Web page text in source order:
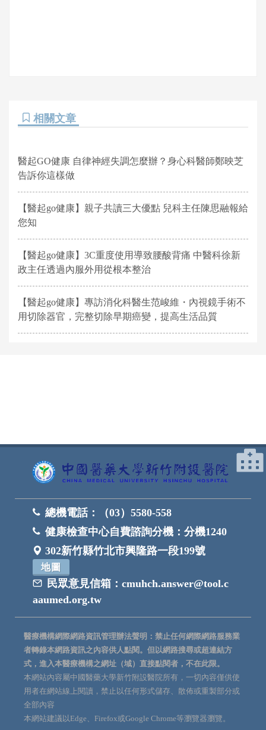
相關文章
醫起GO健康 自律神經失調怎麼辦？身心科醫師鄭映芝
告訴你這樣做
【醫起go健康】親子共讀三大優點 兒科主任陳思融報給
您知
【醫起go健康】3C重度使用導致腰酸背痛 中醫科徐新
政主任透過內服外用從根本整治
【醫起go健康】專訪消化科醫生范峻維・內視鏡手術不
用切除器官，完整切除早期癌變，提高生活品質
總機電話：
（03）5580-558
健康檢查中心自費諮詢分機： 分機1240
302新竹縣竹北市興隆路一段199號
地圖
民眾意見信箱： cmuhch.answer@tool.c
aaumed.org.tw
醫療機構網際網路資訊管理辦法聲明：禁止任何網際網路服務業
者轉錄本網路資訊之內容供人點閱。但以網路搜尋或超連結方
式，進入本醫療機構之網址（域）直接點閱者，不在此限。
本網站內容屬中國醫藥大學新竹附設醫院所有，一切內容僅供使
用者在網站線上閱讀，禁止以任何形式儲存、散佈或重製部分或
全部內容
本網站建議以Edge、Firefox或Google Chrome等瀏覽器瀏覽。